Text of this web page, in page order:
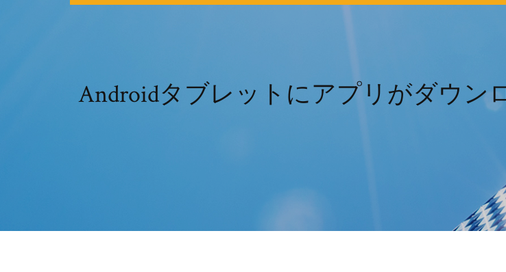
Androidタブレットにアプリがダウン